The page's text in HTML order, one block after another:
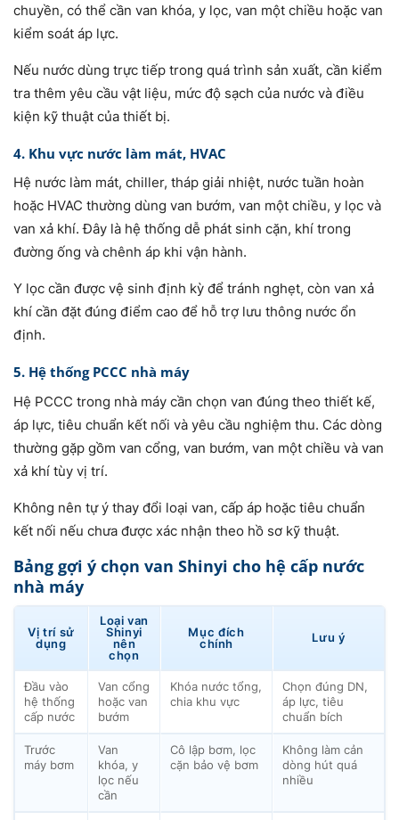
chuyền, có thể cần van khóa, y lọc, van một chiều hoặc van
kiểm soát áp lực.
Nếu nước dùng trực tiếp trong quá trình sản xuất, cần kiểm
tra thêm yêu cầu vật liệu, mức độ sạch của nước và điều
kiện kỹ thuật của thiết bị.
4. Khu vực nước làm mát, HVAC
Hệ nước làm mát, chiller, tháp giải nhiệt, nước tuần hoàn
hoặc HVAC thường dùng van bướm, van một chiều, y lọc và
van xả khí. Đây là hệ thống dễ phát sinh cặn, khí trong
đường ống và chênh áp khi vận hành.
Y lọc cần được vệ sinh định kỳ để tránh nghẹt, còn van xả
khí cần đặt đúng điểm cao để hỗ trợ lưu thông nước ổn
định.
5. Hệ thống PCCC nhà máy
Hệ PCCC trong nhà máy cần chọn van đúng theo thiết kế,
áp lực, tiêu chuẩn kết nối và yêu cầu nghiệm thu. Các dòng
thường gặp gồm van cổng, van bướm, van một chiều và van
xả khí tùy vị trí.
Không nên tự ý thay đổi loại van, cấp áp hoặc tiêu chuẩn
kết nối nếu chưa được xác nhận theo hồ sơ kỹ thuật.
Bảng gợi ý chọn van Shinyi cho hệ cấp nước
nhà máy
Vị trí sử
dụng
Loại van
Shinyi
nên
chọn
Mục đích
chính
Lưu ý
Đầu vào
hệ thống
cấp nước
Van cổng
hoặc van
bướm
Khóa nước tổng,
chia khu vực
Chọn đúng DN,
áp lực, tiêu
chuẩn bích
Trước
máy bơm
Van
khóa, y
lọc nếu
cần
Cô lập bơm, lọc
cặn bảo vệ bơm
Không làm cản
dòng hút quá
nhiều